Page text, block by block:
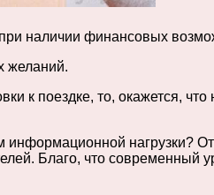
наличии финансовых
желаний.
к поездке, то, окажется, что
нагрузки?
Благо, что современный